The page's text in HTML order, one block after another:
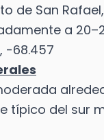
de San
a
-68.457
típico del sur